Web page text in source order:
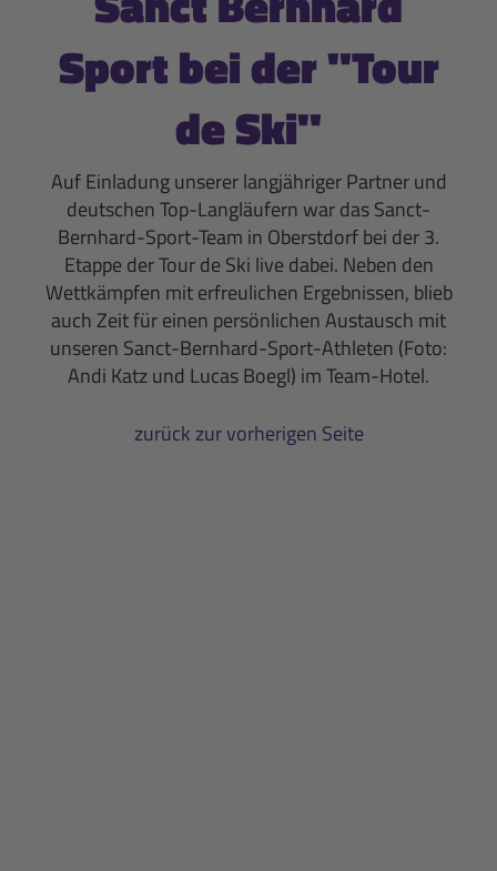
Sport bei der "Tour
de Ski"
Auf Einladung unserer langjähriger Partner und
deutschen Top-Langläufern war das Sanct-
Bernhard-Sport-Team in Oberstdorf bei der 3.
Etappe der Tour de Ski live dabei. Neben den
Wettkämpfen mit erfreulichen Ergebnissen, blieb
auch Zeit für einen persönlichen Austausch mit
unseren Sanct-Bernhard-Sport-Athleten (Foto:
Andi Katz und Lucas Boegl) im Team-Hotel.
zurück zur vorherigen Seite